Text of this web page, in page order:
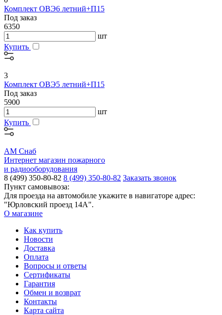
Комплект ОВЭ6 летний+П15
Под заказ
6350
шт
Купить
3
Комплект ОВЭ5 летний+П15
Под заказ
5900
шт
Купить
АМ Снаб
Интернет магазин пожарного
и радиооборудования
8 (499) 350-80-82 8 (499) 350-80-82 Заказать звонок
Пункт самовывоза:
Для проезда на автомобиле укажите в навигаторе адрес:
"Юрловский проезд 14А".
О магазине
Как купить
Новости
Доставка
Оплата
Вопросы и ответы
Сертификаты
Гарантия
Обмен и возврат
Контакты
Карта сайта